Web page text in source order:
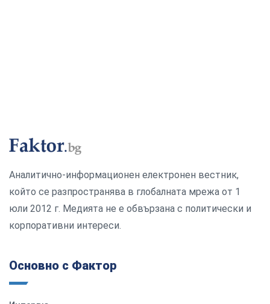
Аналитично-информационен електронен вестник,
който се разпространява в глобалната мрежа от 1
юли 2012 г. Медията не е обвързана с политически и
корпоративни интереси.
Основно с Фактор